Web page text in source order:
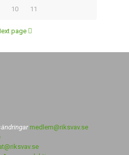
10 11
page
medlem@riksvav.se